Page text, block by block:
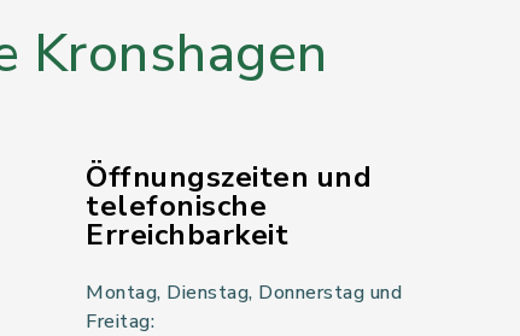
Kronshagen
Öffnungszeiten und
telefonische
Erreichbarkeit
Montag, Dienstag, Donnerstag und
Freitag: